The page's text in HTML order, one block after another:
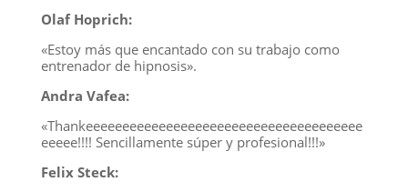
Olaf Hoprich:
«Estoy más que encantado con su trabajo como
entrenador de hipnosis».
Andra Vafea:
«Thankeeeeeeeeeeeeeeeeeeeeeeeeeeeeeeeeeeeeee
eeeee!!!! Sencillamente súper y profesional!!!»
Felix Steck: